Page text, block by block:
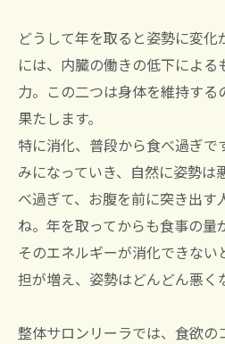
どうして年を取ると姿勢に変
には、内臓の働きの低下による
力。この二つは身体を維持する
果たします。
特に消化、普段から食べ過ぎで
みになっていき、自然に姿勢は
べ過ぎて、お腹を前に突き出す
ね。年を取ってからも食事の量
そのエネルギーが消化できない
担が増え、姿勢はどんどん悪く
整体サロンリーラでは、食欲の